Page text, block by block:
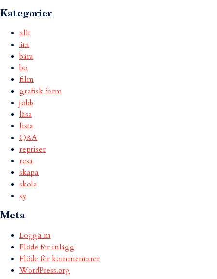
Kategorier
allt
äta
bära
bo
film
grafisk form
jobb
läsa
lista
Q&A
repriser
resa
skapa
skola
sy
Meta
Logga in
Flöde för inlägg
Flöde för kommentarer
WordPress.org